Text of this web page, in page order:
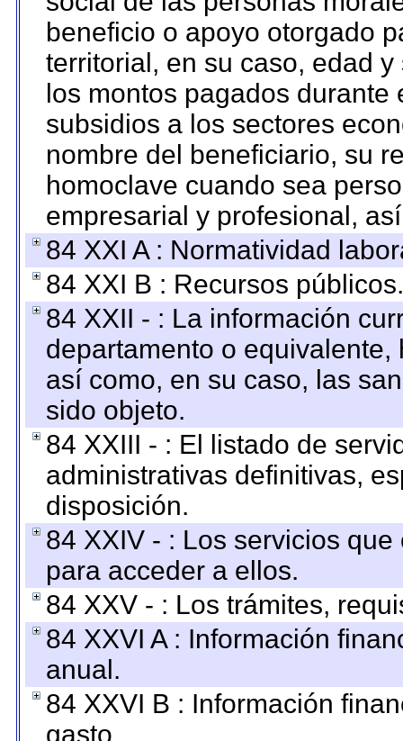
beneficio o apoyo otorgado
territorial, en su caso, edad
los montos pagados
subsidios a los sectores
nombre del beneficiario, su
homoclave cuando sea
empresarial y profesional,
84 XXI A : Normatividad
84 XXI B : Recursos públicos.
84 XXII - : La información
departamento o
así como, en su caso, las
sido objeto.
84 XXIII - : El listado de
administrativas definitivas,
disposición.
84 XXIV - : Los servicios
para acceder a ellos.
84 XXV - : Los trámites,
84 XXVI A : Información
anual.
84 XXVI B : Información
gasto.